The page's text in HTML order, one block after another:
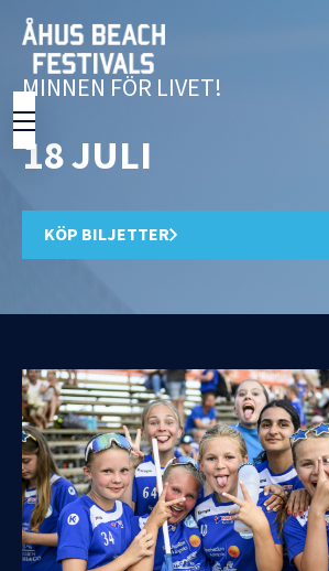
MINNEN FÖR LIVET!
18 JULI
KÖP BILJETTER